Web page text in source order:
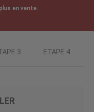
en vente.
3 ETAPE 4